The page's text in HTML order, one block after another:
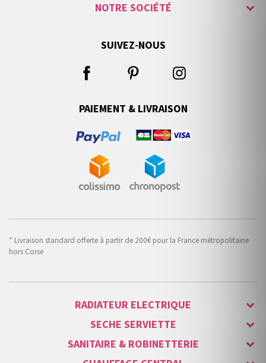
NOTRE SOCIÉTÉ
SUIVEZ-NOUS
PAIEMENT & LIVRAISON
* Livraison standard offerte à partir de 200€ pour la France métropolitaine
hors Corse
RADIATEUR ELECTRIQUE
SECHE SERVIETTE
SANITAIRE & ROBINETTERIE